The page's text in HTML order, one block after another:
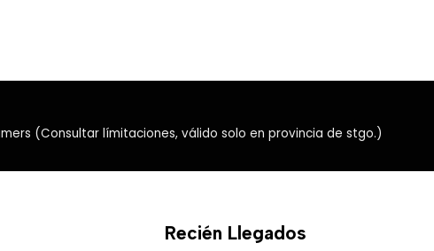
reuniones o consumir
🔌 Conexión
dispositivos de audio.
(Consultar límitaciones, válido solo en provincia de stgo.)
Recién Llegados